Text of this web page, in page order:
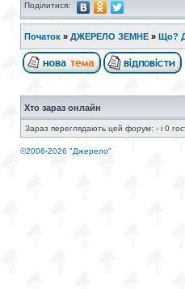
Поділитися:
Початок » ДЖЕРЕЛО ЗЕМНЕ » Що?
Хто зараз онлайн
Зараз переглядають цей форум: - і 0
©2006-2026 "Джерело"